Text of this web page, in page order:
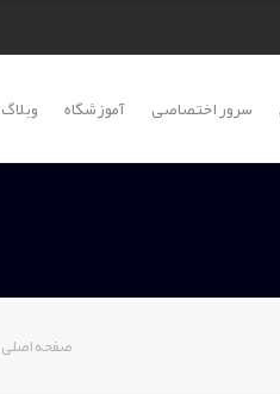
سرور اختصاصی آموزشگاه وبلاگ
صفحه اصلی